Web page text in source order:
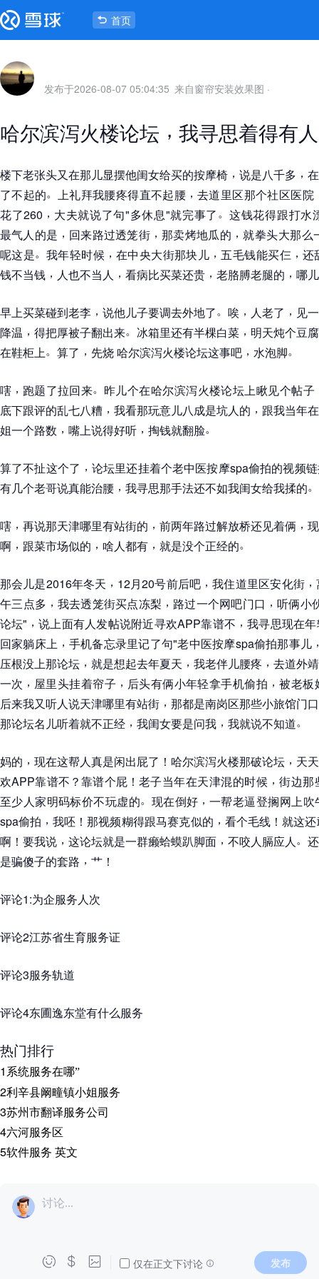
首页
发布于2026-08-07 05:04:35 来自窗帘安装效果图 ·
哈尔滨泻火楼论坛 ， 我寻思着得有
楼下老张头又在那儿显摆他闺女给买的按摩椅 ， 说是八千多 ，
了不起的。 上礼拜我腰疼得直不起腰 ， 去道里区那个社区医院
花了260 ， 大夫就说了句"多休息"就完事了。 这钱花得跟打水
最气人的是 ， 回来路过透笼街 ， 那卖烤地瓜的 ， 就拳头大那么
呢这是。 我年轻时候 ， 在中央大街那块儿 ， 五毛钱能买仨 ， 还
钱不当钱 ， 人也不当人 ， 看病比买菜还贵 ， 老胳膊老腿的 ， 哪
早上买菜碰到老李 ， 说他儿子要调去外地了。 唉 ， 人老了 ， 见
降温 ， 得把厚被子翻出来。 冰箱里还有半棵白菜 ， 明天炖个豆
在鞋柜上。 算了 ， 先烧 哈尔滨泻火楼论坛这事吧 ， 水泡脚。
嗐 ， 跑题了拉回来。 昨儿个在哈尔滨泻火楼论坛上瞅见个帖子
底下跟评的乱七八糟 ， 我看那玩意儿八成是坑人的 ， 跟我当年
姐一个路数 ， 嘴上说得好听 ， 掏钱就翻脸。
算了不扯这个了 ， 论坛里还挂着个老中医按摩spa偷拍的视频
有几个老哥说真能治腰 ， 我寻思那手法还不如我闺女给我揉的。
嗐 ， 再说那天津哪里有站街的 ， 前两年路过解放桥还见着俩 ，
啊 ， 跟菜市场似的 ， 啥人都有 ， 就是没个正经的。
那会儿是2016年冬天 ， 12月20号前后吧 ， 我住道里区安化街 ，
午三点多 ， 我去透笼街买点冻梨 ， 路过一个网吧门口 ， 听俩小
论坛" ， 说上面有人发帖说附近寻欢APP靠谱不 ， 我寻思现在
回家躺床上 ， 手机备忘录里记了句"老中医按摩spa偷拍那事儿 ，
压根没上那论坛 ， 就是想起去年夏天 ， 我老伴儿腰疼 ， 去道外
一次 ， 屋里头挂着帘子 ， 后头有俩小年轻拿手机偷拍 ， 被老板
后来我又听人说天津哪里有站街 ， 那都是南岗区那些小旅馆门
那论坛名儿听着就不正经 ， 我闺女要是问我 ， 我就说不知道。
妈的 ， 现在这帮人真是闲出屁了 ！ 哈尔滨泻火楼那破论坛 ， 天
欢APP靠谱不 ？靠谱个屁 ！ 老子当年在天津混的时候 ， 街边那
至少人家明码标价不玩虚的。 现在倒好 ， 一帮老逼登搁网上吹
spa偷拍 ， 我呸 ！ 那视频糊得跟马赛克似的 ， 看个毛线 ！ 就这
啊 ！ 要我说 ， 这论坛就是一群癞蛤蟆趴脚面 ， 不咬人膈应人。
是骗傻子的套路 ， 艹 ！
评论1:为企服务人次
评论2江苏省生育服务证
评论3服务轨道
评论4东圃逸东堂有什么服务
热门排行
1 系统服务在哪”
2利辛县阚疃镇小姐服务
3苏州市翻译服务公司
4六河服务区
5软件服务 英文
讨论...
   仅在正文下讨论 发布